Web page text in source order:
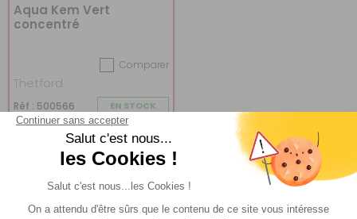
Aqua Kem Vert
concentré
Comparer
Thetford
Réf : 500566 EN STOCK
(5)
16,95 €